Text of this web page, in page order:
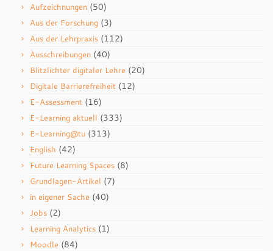
Aufzeichnungen (50)
Aus der Forschung (3)
Aus der Lehrpraxis (112)
Ausschreibungen (40)
Blitzlichter digitaler Lehre (20)
Digitale Barrierefreiheit (12)
E-Assessment (16)
E-Learning aktuell (333)
E-Learning@tu (313)
English (42)
Future Learning Spaces (8)
Grundlagen-Artikel (7)
in eigener Sache (40)
Jobs (2)
Learning Analytics (1)
Moodle (84)